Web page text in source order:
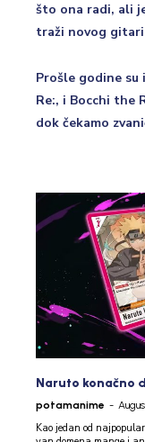
što ona radi, ali
traži novog
Prošle godine su
Re:, i Bocchi the
dok čekamo
Naruto konačno
potamanime -
Kao jedan od